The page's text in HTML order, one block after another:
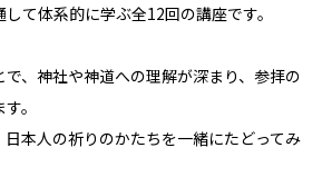
て体系的に学ぶ全12回の講座です。
、神社や神道への理解が深まり、参拝の
。
本人の祈りのかたちを一緒にたどってみ